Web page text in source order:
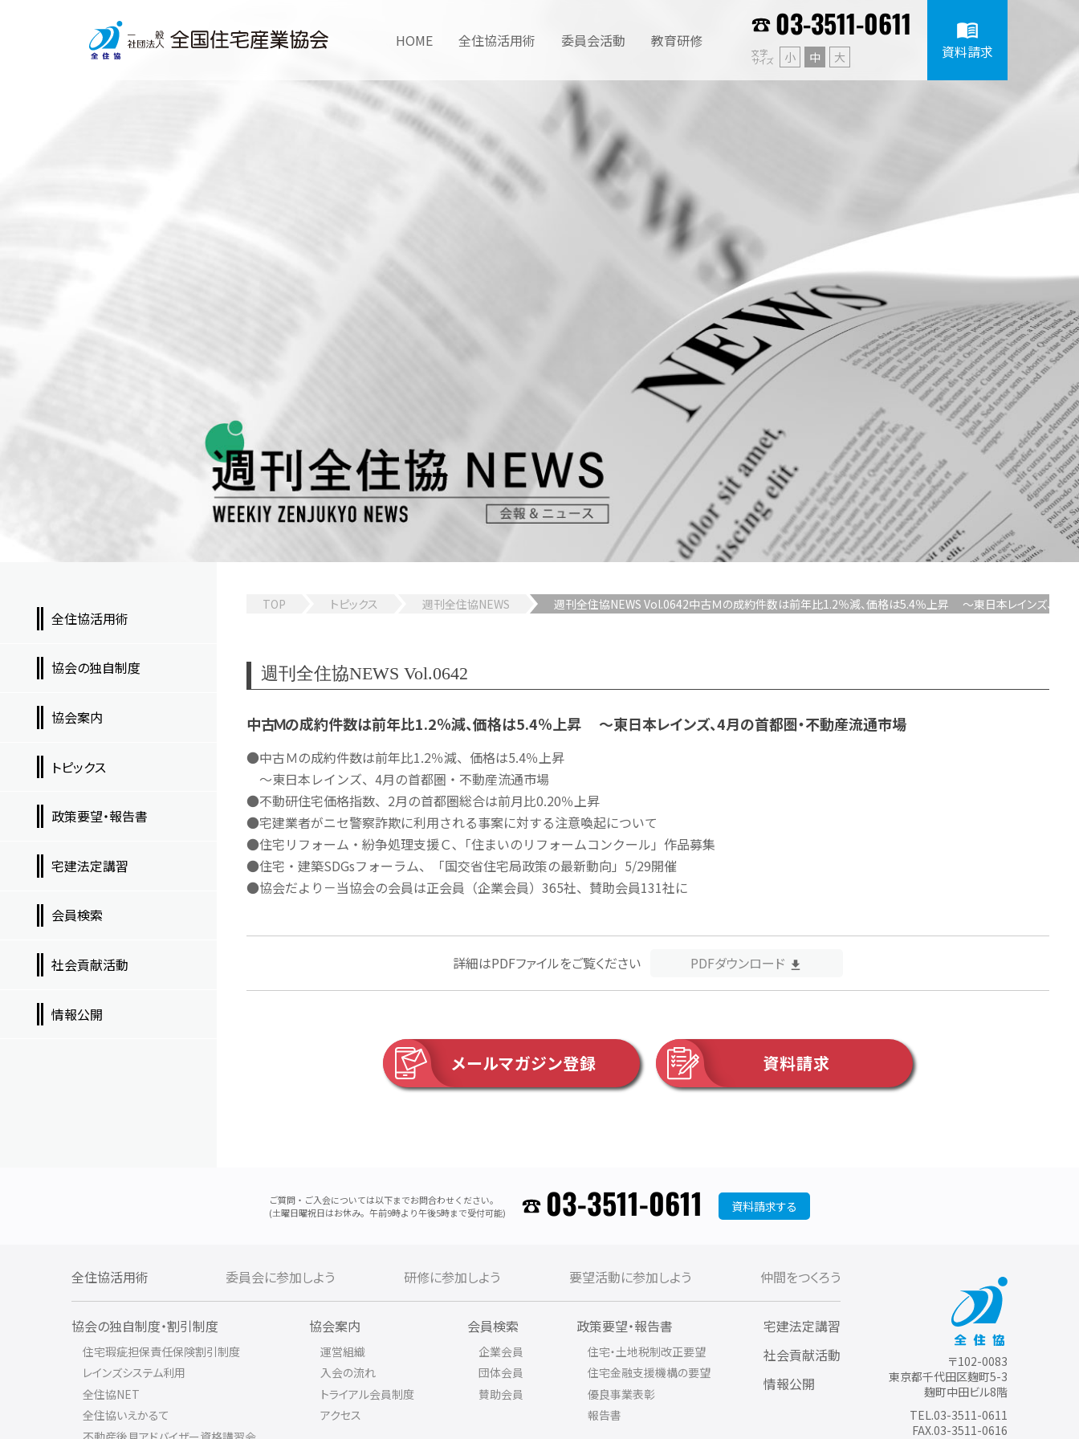
HOME 全住協活用術 委員会活動 教育研修 03-3511-0611
文字
サイズ 小 中 大
menu_book
資料請求
TOP トピックス 週刊全住協NEWS 週刊全住協NEWS Vol.0642中古Ｍの成約件数は前年比1.2％減、価格は5.4％上昇 ～東日本レインズ、4月
週刊全住協NEWS Vol.0642
中古Ｍの成約件数は前年比1.2％減、価格は5.4％上昇 ～東日本レインズ、4月の首都圏・不動産流通市場
●中古Ｍの成約件数は前年比1.2％減、価格は5.4％上昇
～東日本レインズ、4月の首都圏・不動産流通市場
●不動研住宅価格指数、2月の首都圏総合は前月比0.20％上昇
●宅建業者がニセ警察詐欺に利用される事案に対する注意喚起について
●住宅リフォーム・紛争処理支援Ｃ､「住まいのリフォームコンクール」作品募集
●住宅・建築SDGsフォーラム、「国交省住宅局政策の最新動向」5/29開催
●協会だより－当協会の会員は正会員（企業会員）365社、賛助会員131社に
詳細はPDFファイルをご覧ください PDFダウンロード
メールマガジン登録 資料請求
全住協活用術
協会の独自制度
協会案内
トピックス
政策要望・報告書
宅建法定講習
会員検索
社会貢献活動
情報公開
ご質問・ご入会については以下までお問合わせください。
(土曜日曜祝日はお休み。午前9時より午後5時まで受付可能)
03-3511-0611 資料請求する
全住協活用術 委員会に参加しよう 研修に参加しよう 要望活動に参加しよう 仲間をつくろう
協会の独自制度・割引制度
住宅瑕疵担保責任保険割引制度
レインズシステム利用
全住協NET
全住協いえかるて
協会案内
運営組織
入会の流れ
トライアル会員制度
アクセス
会員検索
企業会員
団体会員
賛助会員
政策要望・報告書
住宅・土地税制改正要望
住宅金融支援機構の要望
優良事業表彰
報告書
宅建法定講習
社会貢献活動
情報公開
〒102-0083
東京都千代田区麹町5-3
麹町中田ビル8階
TEL.03-3511-0611
FAX.03-3511-0616